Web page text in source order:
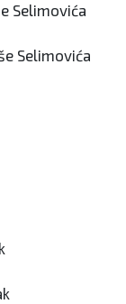
Selimovića
Selimovića